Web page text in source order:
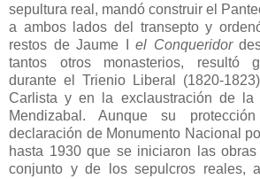
sepultura real, mandó construir el
a ambos lados del transepto y
restos de Jaume I el Conqueridor
tantos otros monasterios, resultó
durante el Trienio Liberal (1820-
Carlista y en la exclaustración de la
Mendizabal. Aunque su
declaración de Monumento Nacional
hasta 1930 que se iniciaron las obras
conjunto y de los sepulcros reales,